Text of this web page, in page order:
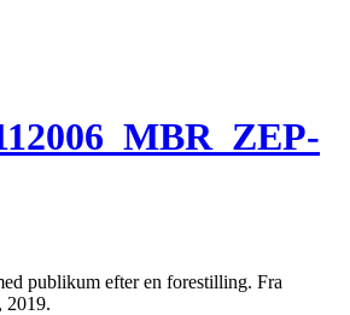
publikum efter en forestilling. Fra
2019.